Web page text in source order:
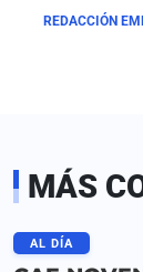
REDACCIÓN
MÁS
AL DÍA